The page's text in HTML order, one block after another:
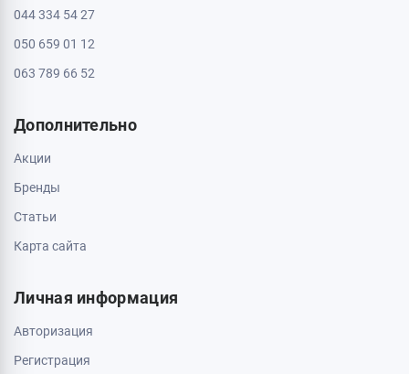
044 334 54 27
050 659 01 12
063 789 66 52
Дополнительно
Акции
Бренды
Статьи
Карта сайта
Личная информация
Авторизация
Регистрация